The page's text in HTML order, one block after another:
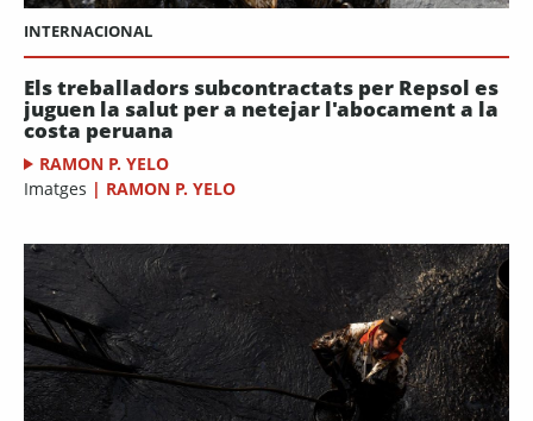
INTERNACIONAL
Els treballadors subcontractats per Repsol es
juguen la salut per a netejar l'abocament a la
costa peruana
RAMON P. YELO
Imatges | RAMON P. YELO